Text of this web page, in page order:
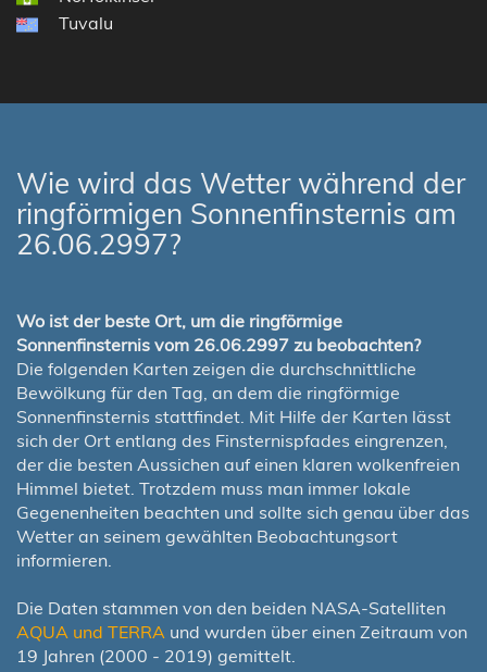
Tuvalu
Wie wird das Wetter während der
ringförmigen Sonnenfinsternis am
26.06.2997?
Wo ist der beste Ort, um die ringförmige
Sonnenfinsternis vom 26.06.2997 zu beobachten?
Die folgenden Karten zeigen die durchschnittliche
Bewölkung für den Tag, an dem die ringförmige
Sonnenfinsternis stattfindet. Mit Hilfe der Karten lässt
sich der Ort entlang des Finsternispfades eingrenzen,
der die besten Aussichen auf einen klaren wolkenfreien
Himmel bietet. Trotzdem muss man immer lokale
Gegenenheiten beachten und sollte sich genau über das
Wetter an seinem gewählten Beobachtungsort
informieren.
Die Daten stammen von den beiden NASA-Satelliten
AQUA und TERRA und wurden über einen Zeitraum von
19 Jahren (2000 - 2019) gemittelt.